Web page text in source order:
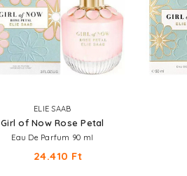
ELIE SAAB
Girl of Now Rose Petal
Eau De Parfum 90 ml
24.410 Ft